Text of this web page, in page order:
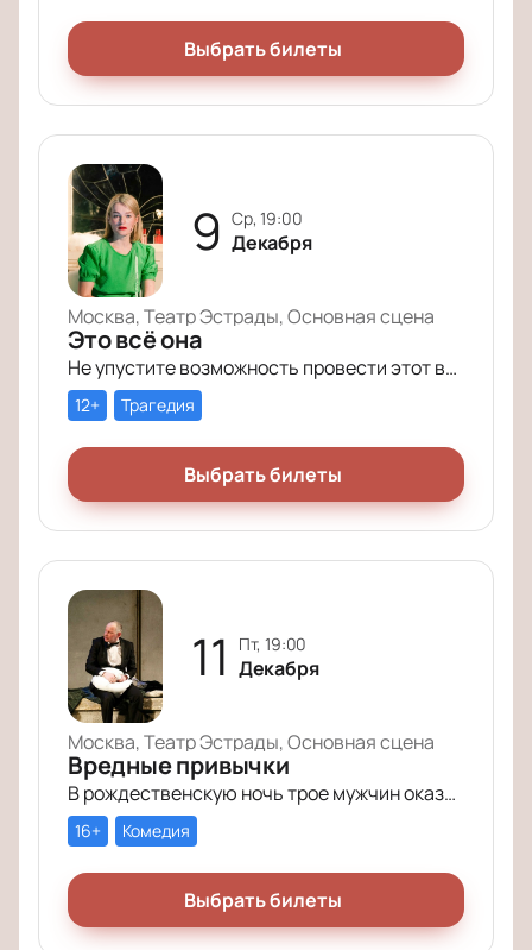
Выбрать билеты
9 ср, 19:00
Декабря
Москва, Театр Эстрады, Основная сцена
Это всё она
Не упустите возможность провести этот вечер в компании героев постановки «Это всё она»!
12+ Трагедия
Выбрать билеты
11 пт, 19:00
Декабря
Москва, Театр Эстрады, Основная сцена
Вредные привычки
В рождественскую ночь трое мужчин оказываются в КПЗ за административные правонарушения. Один – за курение в неположенном месте, второй – за алкогольное опьянение, третий – за превышение скорости.
16+ Комедия
Выбрать билеты